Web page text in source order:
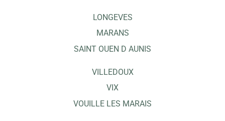
LONGEVES
MARANS
SAINT OUEN D AUNIS
VILLEDOUX
VIX
VOUILLE LES MARAIS